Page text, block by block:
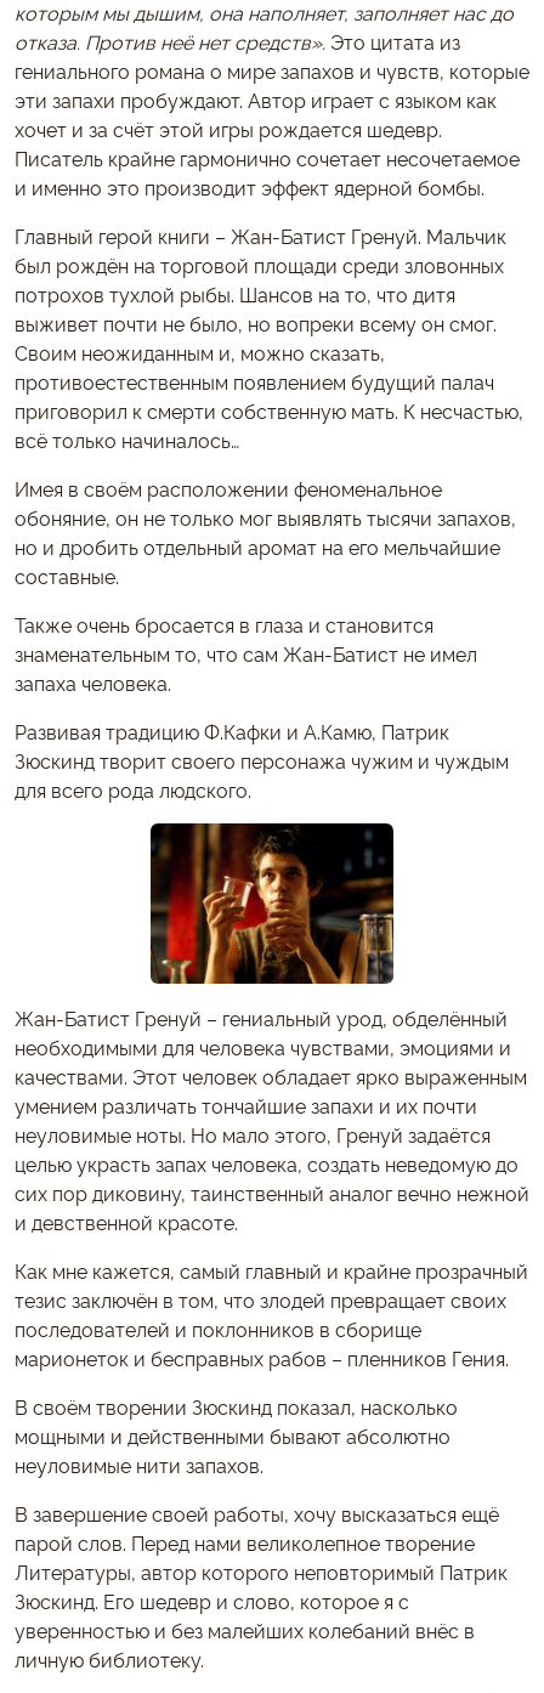
которым мы дышим, она наполняет, заполняет нас до
отказа. Против неё нет средств». Это цитата из
гениального романа о мире запахов и чувств, которые
эти запахи пробуждают. Автор играет с языком как
хочет и за счёт этой игры рождается шедевр.
Писатель крайне гармонично сочетает несочетаемое
и именно это производит эффект ядерной бомбы.
Главный герой книги – Жан-Батист Гренуй. Мальчик
был рождён на торговой площади среди зловонных
потрохов тухлой рыбы. Шансов на то, что дитя
выживет почти не было, но вопреки всему он смог.
Своим неожиданным и, можно сказать,
противоестественным появлением будущий палач
приговорил к смерти собственную мать. К несчастью,
всё только начиналось…
Имея в своём расположении феноменальное
обоняние, он не только мог выявлять тысячи запахов,
но и дробить отдельный аромат на его мельчайшие
составные.
Также очень бросается в глаза и становится
знаменательным то, что сам Жан-Батист не имел
запаха человека.
Развивая традицию Ф.Кафки и А.Камю, Патрик
Зюскинд творит своего персонажа чужим и чуждым
для всего рода людского.
Жан-Батист Гренуй – гениальный урод, обделённый
необходимыми для человека чувствами, эмоциями и
качествами. Этот человек обладает ярко выраженным
умением различать тончайшие запахи и их почти
неуловимые ноты. Но мало этого, Гренуй задаётся
целью украсть запах человека, создать неведомую до
сих пор диковину, таинственный аналог вечно нежной
и девственной красоте.
Как мне кажется, самый главный и крайне прозрачный
тезис заключён в том, что злодей превращает своих
последователей и поклонников в сборище
марионеток и бесправных рабов – пленников Гения.
В своём творении Зюскинд показал, насколько
мощными и действенными бывают абсолютно
неуловимые нити запахов.
В завершение своей работы, хочу высказаться ещё
парой слов. Перед нами великолепное творение
Литературы, автор которого неповторимый Патрик
Зюскинд. Его шедевр и слово, которое я с
уверенностью и без малейших колебаний внёс в
личную библиотеку.